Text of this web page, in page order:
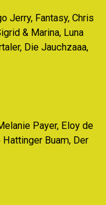
Jerry, Fantasy, Chris
& Marina, Luna
Die Jauchzaaa,
Payer, Eloy de
Buam, Der